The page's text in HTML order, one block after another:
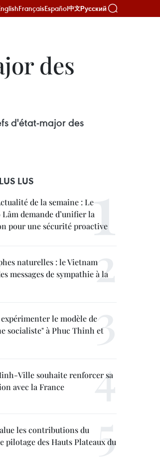
FrançaisEspañol中文Русский
des
d'état-major des
LUS
de la semaine : Le
Lâm demande d’unifier la
pour une sécurité proactive
naturelles : le Vietnam
messages de sympathie à la
le modèle de
socialiste" à Phuc Thinh et
Ville souhaite renforcer sa
avec la France
les contributions du
pilotage des Hauts Plateaux du